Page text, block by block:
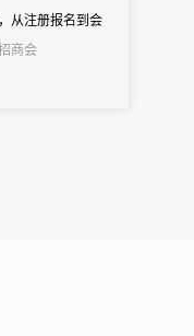
从注册报名到会
变得与众不同。
商会